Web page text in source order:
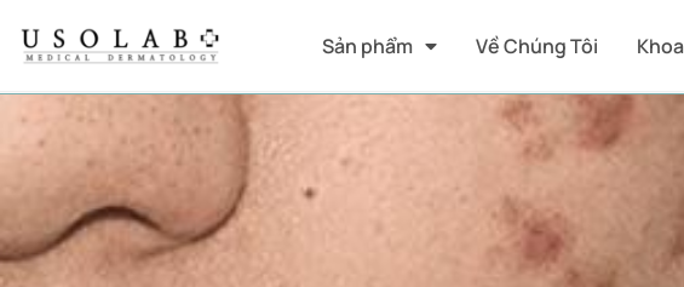
Sản phẩm Về Chúng Tôi